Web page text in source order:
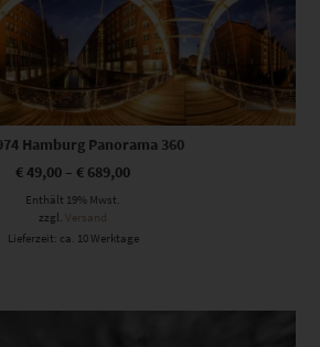
Hamburg Panorama 360
€49,00 – € 689,00
Enthält 19% Mwst.
zzgl.
Versand
Lieferzeit: ca. 10 Werktage
Dieses Produkt weist mehrere Varianten auf. Die Optionen können auf der Produktseite gewählt werden